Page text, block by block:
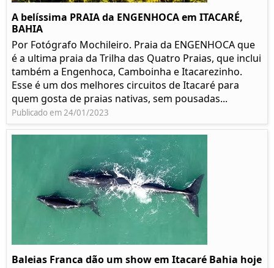
A belíssima PRAIA da ENGENHOCA em ITACARÉ,
BAHIA
Por Fotógrafo Mochileiro. Praia da ENGENHOCA que
é a ultima praia da Trilha das Quatro Praias, que inclui
também a Engenhoca, Camboinha e Itacarezinho.
Esse é um dos melhores circuitos de Itacaré para
quem gosta de praias nativas, sem pousadas...
Publicado em 24/01/2023
Baleias Franca dão um show em Itacaré Bahia hoje